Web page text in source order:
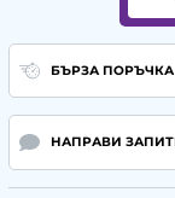
БЪРЗА ПОРЪЧКА
НАПРАВИ